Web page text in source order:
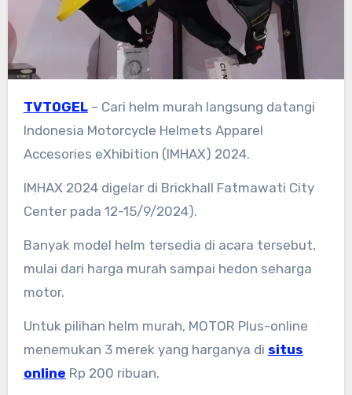
TVTOGEL– Cari helm murah langsung datangi
Indonesia Motorcycle Helmets Apparel
Accesories eXhibition (IMHAX) 2024.
IMHAX 2024 digelar di Brickhall Fatmawati City
Center pada 12-15/9/2024).
Banyak model helm tersedia di acara tersebut,
mulai dari harga murah sampai hedon seharga
motor.
Untuk pilihan helm murah, MOTOR Plus-online
menemukan 3 merek yang harganya di situs
online Rp 200 ribuan.